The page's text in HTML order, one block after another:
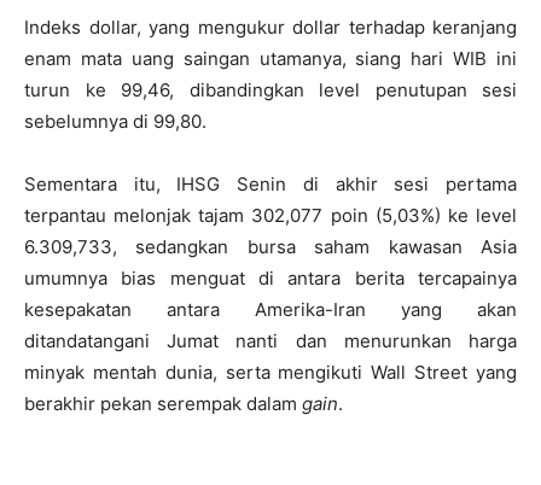
Indeks dollar, yang mengukur dollar terhadap keranjang
enam mata uang saingan utamanya, siang hari WIB ini
turun ke 99,46, dibandingkan level penutupan sesi
sebelumnya di 99,80.
Sementara itu, IHSG Senin di akhir sesi pertama
terpantau melonjak tajam 302,077 poin (5,03%) ke level
6.309,733, sedangkan bursa saham kawasan Asia
umumnya bias menguat di antara berita tercapainya
kesepakatan antara Amerika-Iran yang akan
ditandatangani Jumat nanti dan menurunkan harga
minyak mentah dunia, serta mengikuti Wall Street yang
berakhir pekan serempak dalam gain.